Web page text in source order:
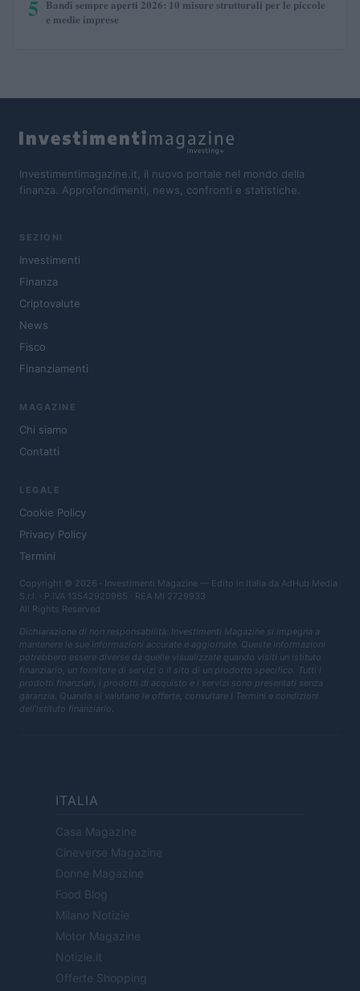
5 Bandi sempre aperti 2026: 10 misure strutturali per le piccole
e medie imprese
Investimentimagazine.it, il nuovo portale nel mondo della
finanza. Approfondimenti, news, confronti e statistiche.
SEZIONI
Investimenti
Finanza
Criptovalute
News
Fisco
Finanziamenti
MAGAZINE
Chi siamo
Contatti
LEGALE
Cookie Policy
Privacy Policy
Termini
Copyright © 2026 · Investimenti Magazine — Edito in Italia da AdHub Media
S.r.l. · P.IVA 13542920965 · REA MI 2729933
All Rights Reserved
Dichiarazione di non responsabilità: Investimenti Magazine si impegna a
mantenere le sue informazioni accurate e aggiornate. Queste informazioni
potrebbero essere diverse da quelle visualizzate quando visiti un istituto
finanziario, un fornitore di servizi o il sito di un prodotto specifico. Tutti i
prodotti finanziari, i prodotti di acquisto e i servizi sono presentati senza
garanzia. Quando si valutano le offerte, consultare i Termini e condizioni
dell'istituto finanziario.
ITALIA
Casa Magazine
Cineverse Magazine
Donne Magazine
Food Blog
Milano Notizie
Motor Magazine
Notizie.it
Offerte Shopping